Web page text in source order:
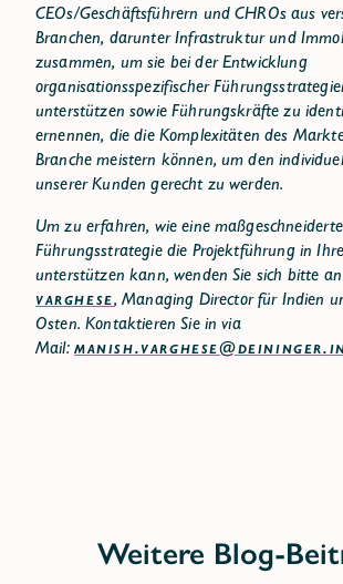
CEOs/Geschäftsführern und CHROs aus
Branchen, darunter Infrastruktur und
zusammen, um sie bei der Entwicklung
organisationsspezifischer
unterstützen sowie Führungskräfte zu
ernennen, die die Komplexitäten des
Branche meistern können, um den
unserer Kunden gerecht zu werden.
Um zu erfahren, wie eine maßgeschneiderte
Führungsstrategie die Projektführung in
unterstützen kann, wenden Sie sich bitte
VARGHESE, Managing Director für Indien
Osten. Kontaktieren Sie in via
Mail:
Weitere Blog-